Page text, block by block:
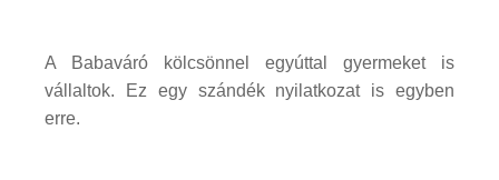
A Babaváró kölcsönnel egyúttal gyermeket is
vállaltok. Ez egy szándék nyilatkozat is egyben
erre.